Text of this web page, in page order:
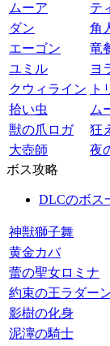
ムーア
テ
ダン
角
エーゴン
竜
ユミル
ヨ
クウィライン
ト
拾い虫
ム
獣の爪ロガ
狂
大壺師
夜
ボス攻略
DLCのボス
神獣獅子舞
黄金カバ
蕾の聖女ロミナ
約束の王ラダー
影樹の化身
泥濘の騎士